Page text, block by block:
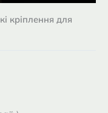
кріплення для